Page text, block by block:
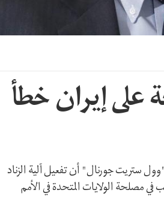
إيران خطأ
ستريت جورنال" أن تفعيل آلية الزناد
الولايات المتحدة في الأمم